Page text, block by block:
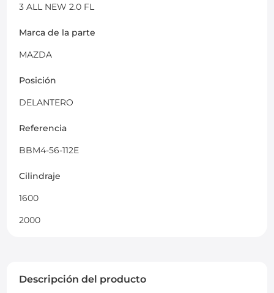
3 ALL NEW 2.0 FL
Marca de la parte
MAZDA
Posición
DELANTERO
Referencia
BBM4-56-112E
Cilindraje
1600
2000
Descripción del producto